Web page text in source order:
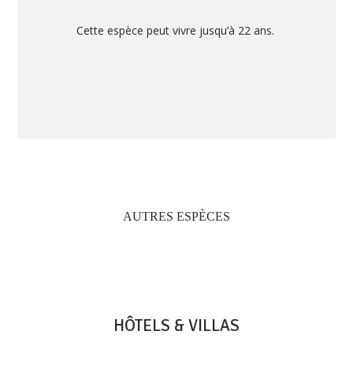
Cette espèce peut vivre jusqu’à 22 ans.
AUTRES ESPÈCES
HÔTELS & VILLAS